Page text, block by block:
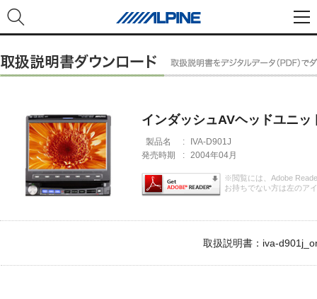
インダッシュAVヘッドユニッ
製品名 :
IVA-D901J
発売時期
: 2004年04月
※閲覧には、Adobe
お持ちでない方は左のア
取扱説明書：iva-